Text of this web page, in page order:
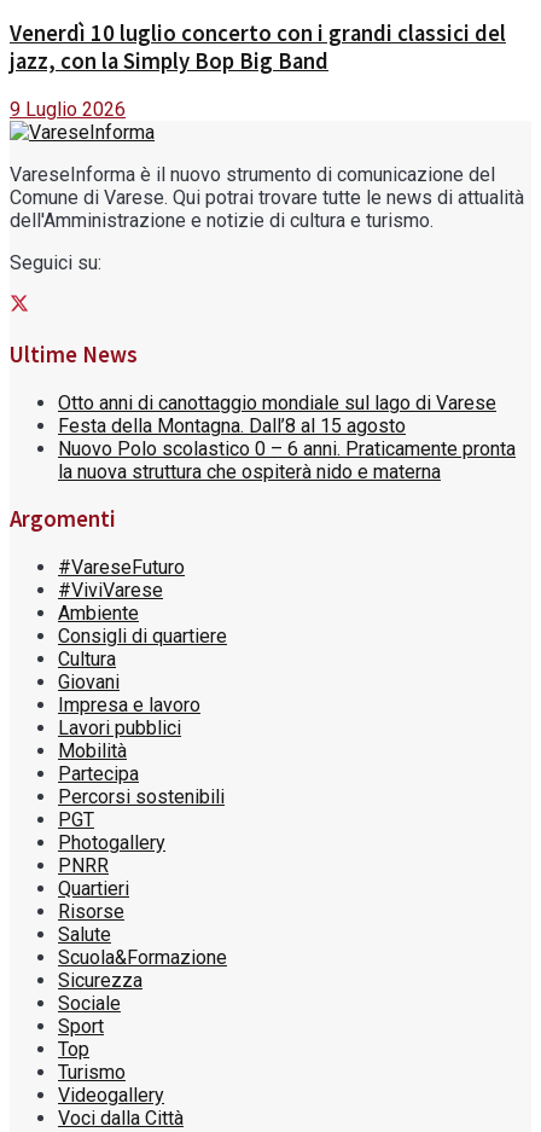
Venerdì 10 luglio concerto con i grandi classici del
jazz, con la Simply Bop Big Band
9 Luglio 2026
VareseInforma è il nuovo strumento di comunicazione del
Comune di Varese. Qui potrai trovare tutte le news di attualità
dell'Amministrazione e notizie di cultura e turismo.
Seguici su:
Ultime News
Otto anni di canottaggio mondiale sul lago di Varese
Festa della Montagna. Dall’8 al 15 agosto
Nuovo Polo scolastico 0 – 6 anni. Praticamente pronta
la nuova struttura che ospiterà nido e materna
Argomenti
#VareseFuturo
#ViviVarese
Ambiente
Consigli di quartiere
Cultura
Giovani
Impresa e lavoro
Lavori pubblici
Mobilità
Partecipa
Percorsi sostenibili
PGT
Photogallery
PNRR
Quartieri
Risorse
Salute
Scuola&Formazione
Sicurezza
Sociale
Sport
Top
Turismo
Videogallery
Voci dalla Città